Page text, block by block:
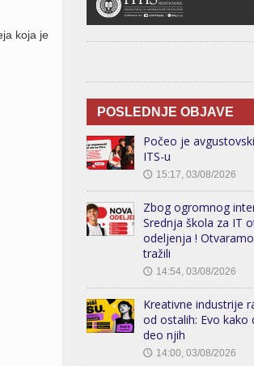
koja je
POSLEDNJE OBJAVE
Počeo je
ITS-u
🕔 15:17, 03/08/2026
Zbog ogromnog
Srednja škola za IT
odeljenja !
tražili
🕔 14:54, 03/08/2026
Kreativne industrije
od ostalih: Evo kako
deo njih
🕔 14:00, 03/08/2026